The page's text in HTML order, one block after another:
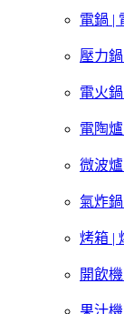
電鍋 |
壓力
電火
電陶
微波
氣炸
烤箱 |
開飲
果汁